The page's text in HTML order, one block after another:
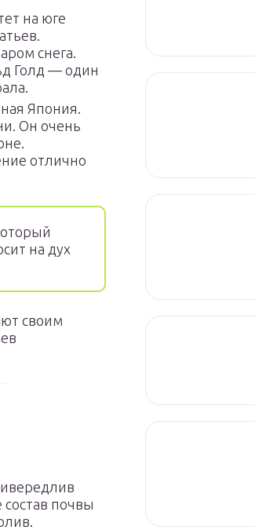
на юге
снега.
Голд — один
Япония.
Он очень
отлично
на дух
своим
почвы